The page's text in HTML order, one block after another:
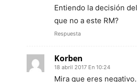
Entiendo la decisión
que no a este RM?
Respuesta
Korben
18 abril 2017 En 10:24
Mira que eres